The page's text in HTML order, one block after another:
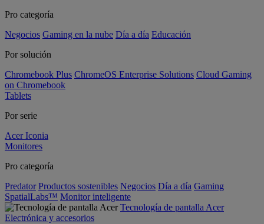
Pro categoría
Negocios Gaming en la nube Día a día Educación
Por solución
Chromebook Plus ChromeOS Enterprise Solutions Cloud Gaming
on Chromebook
Tablets
Por serie
Acer Iconia
Monitores
Pro categoría
Predator Productos sostenibles Negocios Día a día Gaming
SpatialLabs™ Monitor inteligente
Tecnología de pantalla Acer
Electrónica y accesorios